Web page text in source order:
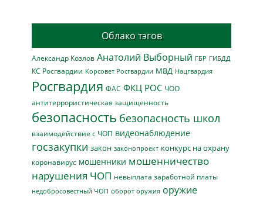
Облако тэгов
Александр Козлов Анатолий Выборный ГБР ГИБДД
КС Росгвардии Корсовет Росгвардии МВД Нацгвардия
Росгвардия ФАС ФКЦ РОС ЧОО
антитеррористическая защищенность
безопасность безопасность школ
взаимодействие с ЧОП видеонаблюдение
госзакупки закон законопроект конкурс на охрану
коронавирус мошенники мошенничество
нарушения ЧОП невыплата заработной платы
недобросовестный ЧОП оборот оружия оружие